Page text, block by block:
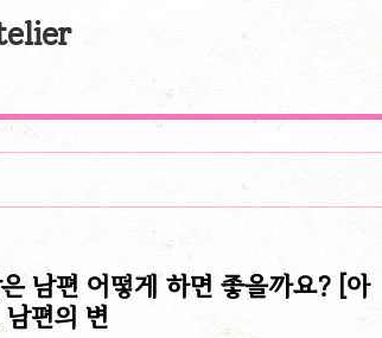
남편 어떻게 하면 좋을까요? [아
편의 변